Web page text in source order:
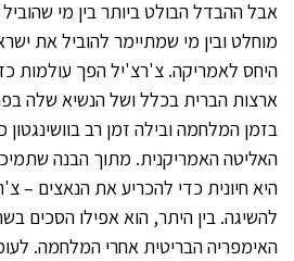
אבל ההבדל הבולט ביותר בין מי שהוביל
מוחלט ובין מי שמתיימר להוביל את
היחס לאמריקה. צ'רצ'יל הפך עולמות
ארצות הברית בכלל ושל הנשיא שלה
בזמן המלחמה ובילה זמן רב
האליטה האמריקנית. מתוך הבנה
היא חיונית כדי להכריע את הנאצים –
להשיגה. בין היתר, הוא אפילו הסכים
האימפריה הבריטית אחרי המלחמה.